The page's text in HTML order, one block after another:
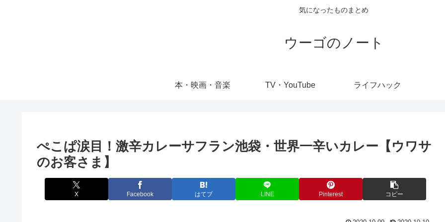
気になったものまとめ
ウーゴのノート
本・映画・音楽 TV・YouTube ライフハック
ぺこぱ涙目！激辛カレーサフラン池袋・世界一辛いカレー【ウワサ
のお客さま】
X Facebook はてブ LINE Pinterest コピー